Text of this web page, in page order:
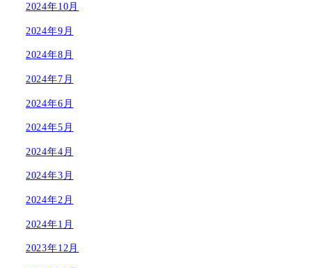
2024年10月
2024年9月
2024年8月
2024年7月
2024年6月
2024年5月
2024年4月
2024年3月
2024年2月
2024年1月
2023年12月